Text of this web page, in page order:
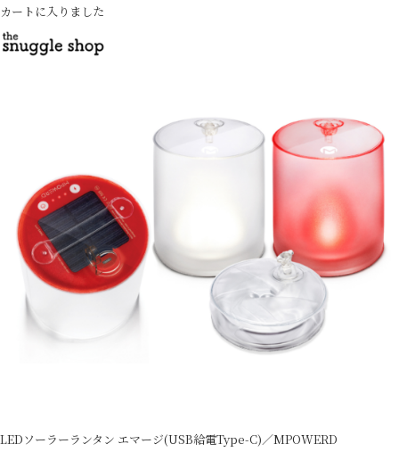
カートに入りました
LEDソーラーランタン エマージ(USB給電Type-C)／MPOWERD